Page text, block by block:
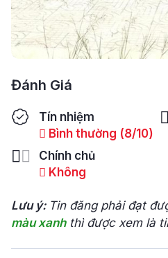
Đánh Giá
Tín nhiệm
Bình thường (8/10)
Chính chủ
Không
Lưu ý: Tin đăng phải đạt
màu xanhthì được xem là